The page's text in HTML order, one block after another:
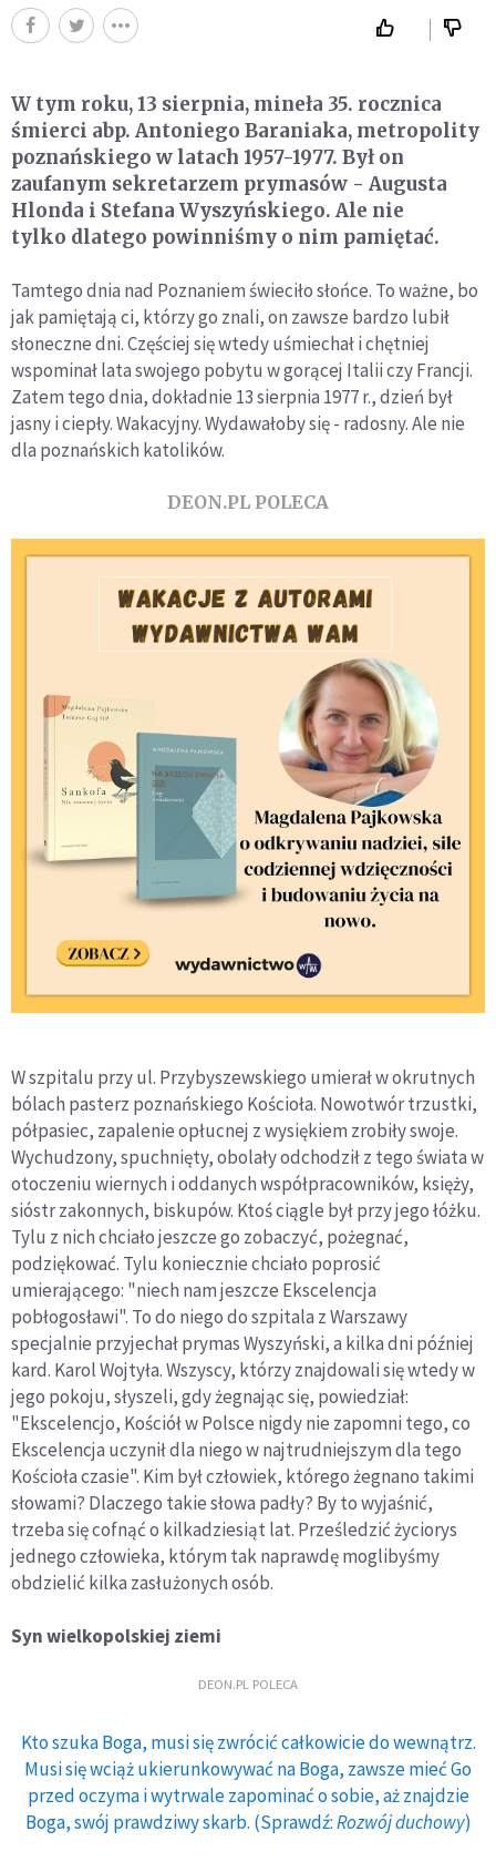
W tym roku, 13 sierpnia, mineła 35. rocznica
śmierci abp. Antoniego Baraniaka, metropolity
poznańskiego w latach 1957-1977. Był on
zaufanym sekretarzem prymasów - Augusta
Hlonda i Stefana Wyszyńskiego. Ale nie
tylko dlatego powinniśmy o nim pamiętać.
Tamtego dnia nad Poznaniem świeciło słońce. To ważne, bo
jak pamiętają ci, którzy go znali, on zawsze bardzo lubił
słoneczne dni. Częściej się wtedy uśmiechał i chętniej
wspominał lata swojego pobytu w gorącej Italii czy Francji.
Zatem tego dnia, dokładnie 13 sierpnia 1977 r., dzień był
jasny i ciepły. Wakacyjny. Wydawałoby się - radosny. Ale nie
dla poznańskich katolików.
DEON.PL POLECA
W szpitalu przy ul. Przybyszewskiego umierał w okrutnych
bólach pasterz poznańskiego Kościoła. Nowotwór trzustki,
półpasiec, zapalenie opłucnej z wysiękiem zrobiły swoje.
Wychudzony, spuchnięty, obolały odchodził z tego świata w
otoczeniu wiernych i oddanych współpracowników, księży,
sióstr zakonnych, biskupów. Ktoś ciągle był przy jego łóżku.
Tylu z nich chciało jeszcze go zobaczyć, pożegnać,
podziękować. Tylu koniecznie chciało poprosić
umierającego: "niech nam jeszcze Ekscelencja
pobłogosławi". To do niego do szpitala z Warszawy
specjalnie przyjechał prymas Wyszyński, a kilka dni później
kard. Karol Wojtyła. Wszyscy, którzy znajdowali się wtedy w
jego pokoju, słyszeli, gdy żegnając się, powiedział:
"Ekscelencjo, Kościół w Polsce nigdy nie zapomni tego, co
Ekscelencja uczynił dla niego w najtrudniejszym dla tego
Kościoła czasie". Kim był człowiek, którego żegnano takimi
słowami? Dlaczego takie słowa padły? By to wyjaśnić,
trzeba się cofnąć o kilkadziesiąt lat. Prześledzić życiorys
jednego człowieka, którym tak naprawdę moglibyśmy
obdzielić kilka zasłużonych osób.
Syn wielkopolskiej ziemi
DEON.PL POLECA
Kto szuka Boga, musi się zwrócić całkowicie do wewnątrz.
Musi się wciąż ukierunkowywać na Boga, zawsze mieć Go
przed oczyma i wytrwale zapominać o sobie, aż znajdzie
Boga, swój prawdziwy skarb. (Sprawdź:Rozwój duchowy)